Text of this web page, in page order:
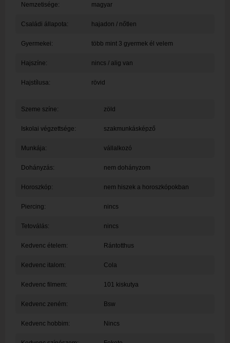
Nemzetisége: magyar
Családi állapota: hajadon / nőtlen
Gyermekei: több mint 3 gyermek él velem
Hajszíne: nincs / alig van
Hajstílusa: rövid
Szeme színe: zöld
Iskolai végzettsége: szakmunkásképző
Munkája: vállalkozó
Dohányzás: nem dohányzom
Horoszkóp: nem hiszek a horoszkópokban
Piercing: nincs
Tetoválás: nincs
Kedvenc ételem: Rántotthus
Kedvenc italom: Cola
Kedvenc filmem: 101 kiskutya
Kedvenc zeném: Bsw
Kedvenc hobbim: Nincs